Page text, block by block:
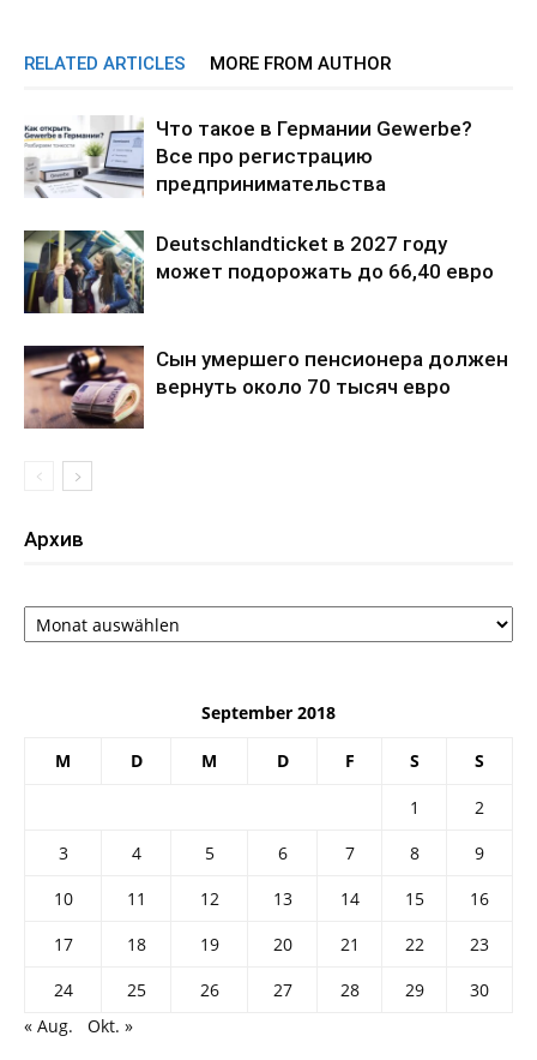
RELATED ARTICLES MORE FROM AUTHOR
Что такое в Германии Gewerbe?
Все про регистрацию
предпринимательства
Deutschlandticket в 2027 году
может подорожать до 66,40 евро
Сын умершего пенсионера должен
вернуть около 70 тысяч евро
Архив
Архив
September 2018
M D M D F S S
1
2
3
4 5 6 7 8
9
10
11 12 13 14 15
16
17
18 19 20 21 22
23
24
25 26 27 28 29
30
« Aug.
Okt. »